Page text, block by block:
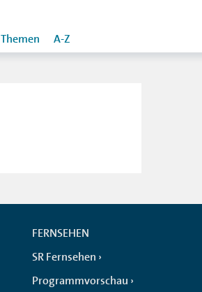
Themen A-Z
FERNSEHEN
SR Fernsehen
Programmvorschau